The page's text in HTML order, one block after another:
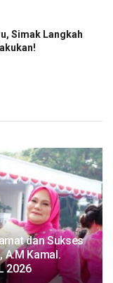
Simak Langkah
dan Sukses
A.M Kamal.
2026